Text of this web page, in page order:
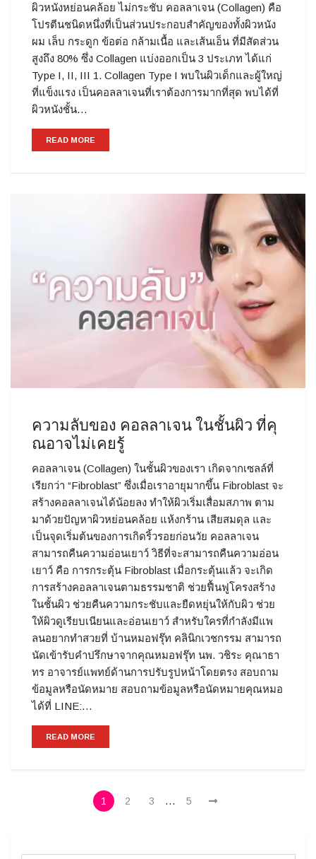
ผิวหนังหย่อนคล้อย ไม่กระชับ คอลลาเจน (Collagen) คือ
โปรตีนชนิดหนึ่งที่เป็นส่วนประกอบสำคัญของทั้งผิวหนัง
ผม เล็บ กระดูก ข้อต่อ กล้ามเนื้อ และเส้นเอ็น ที่มีสัดส่วน
สูงถึง 80% ซึ่ง Collagen แบ่งออกเป็น 3 ประเภท ได้แก่
Type I, II, III 1. Collagen Type I พบในผิวเด็กและผู้ใหญ่
ที่แข็งแรง เป็นคอลลาเจนที่เราต้องการมากที่สุด พบได้ที่
ผิวหนังชั้น…
READ MORE
ความลับของ คอลลาเจน ในชั้นผิว ที่คุ
ณอาจไม่เคยรู้
คอลลาเจน (Collagen) ในชั้นผิวของเรา เกิดจากเซลล์ที่
เรียกว่า “Fibroblast” ซึ่งเมื่อเราอายุมากขึ้น Fibroblast จะ
สร้างคอลลาเจนได้น้อยลง ทำให้ผิวเริ่มเสื่อมสภาพ ตาม
มาด้วยปัญหาผิวหย่อนคล้อย แห้งกร้าน เสียสมดุล และ
เป็นจุดเริ่มต้นของการเกิดริ้วรอยก่อนวัย คอลลาเจน
สามารถคืนความอ่อนเยาว์ วิธีที่จะสามารถคืนความอ่อน
เยาว์ คือ การกระตุ้น Fibroblast เมื่อกระตุ้นแล้ว จะเกิด
การสร้างคอลลาเจนตามธรรมชาติ ช่วยฟื้นฟูโครงสร้าง
ในชั้นผิว ช่วยคืนความกระชับและยืดหยุ่นให้กับผิว ช่วย
ให้ผิวดูเรียบเนียนและอ่อนเยาว์ สำหรับใครที่กำลังมีแพ
ลนอยากทำสวยที่ บ้านหมอฟรุ๊ท คลินิกเวชกรรม สามารถ
นัดเข้ารับคำปรึกษาจากคุณหมอฟรุ๊ท นพ. วชิระ คุณาธา
ทร อาจารย์แพทย์ด้านการปรับรูปหน้าโดยตรง สอบถาม
ข้อมูลหรือนัดหมาย สอบถามข้อมูลหรือนัดหมายคุณหมอ
ได้ที่ LINE:…
READ MORE
1 2 3 … 5